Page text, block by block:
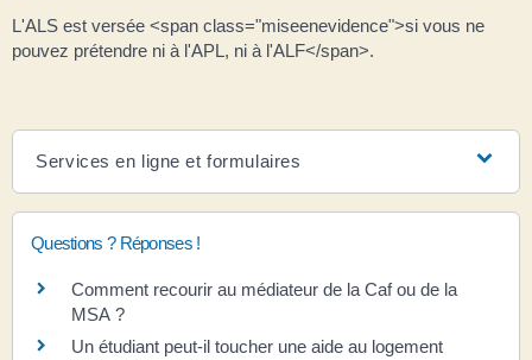
L'ALS est versée <span class="miseenevidence">si vous ne
pouvez prétendre ni à l'APL, ni à l'ALF</span>.
Services en ligne et formulaires
Questions ? Réponses !
Comment recourir au médiateur de la Caf ou de la
MSA ?
Un étudiant peut-il toucher une aide au logement